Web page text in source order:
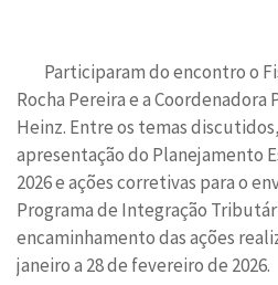
Participaram do encontro o
Rocha Pereira e a Coordenadora
Heinz. Entre os temas
apresentação do Planejamento
2026 e ações corretivas para o
Programa de Integração
encaminhamento das ações
janeiro a 28 de fevereiro de 2026.